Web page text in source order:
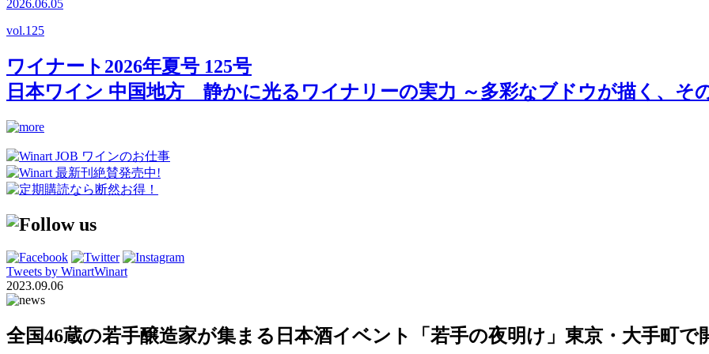
2026.06.05
vol.125
ワイナート2026年夏号 125号
日本ワイン 中国地方 静かに光るワイナリーの実力 ～多彩なブドウが描く、そ
Tweets by WinartWinart
2023.09.06
全国46蔵の若手醸造家が集まる日本酒イベント「若手の夜明け」東京・大手町で